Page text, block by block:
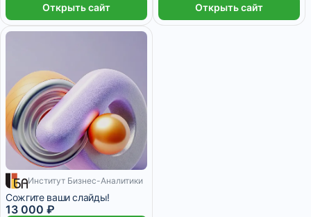
Открыть сайт Открыть сайт
1 084 ₽/мес 2 месяца
Институт Бизнес-Аналитики
Сожгите ваши слайды!
13 000 ₽